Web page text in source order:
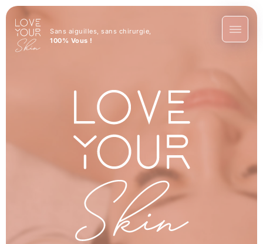
Sans aiguilles, sans chirurgie,
100% Vous !